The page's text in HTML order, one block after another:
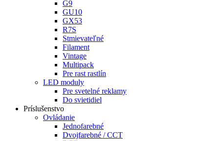
G9
GU10
GX53
R7S
Stmievateľné
Filament
Vintage
Multipack
Pre rast rastlín
LED moduly
Pre svetelné reklamy
Do svietidiel
Príslušenstvo
Ovládanie
Jednofarebné
Dvojfarebné / CCT